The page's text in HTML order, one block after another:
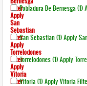
FilterPobladura De Bernesga (1)
Apply
San
Sebastian
FilterSan Sebastian (1) Apply
Apply
Torrelodones
FilterTorrelodones (1) Apply
Apply
Vitoria
FilterVitoria (1) Apply Vitoria